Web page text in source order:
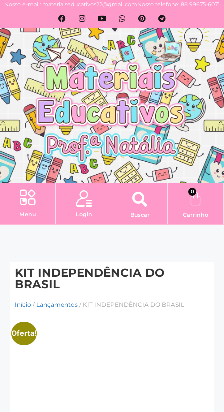
Nosso e-mail: materiaiseducativos22@gmail.comNosso telefone: 88 99675-6071
Menu Login Buscar
0
Carrinho
KIT INDEPENDÊNCIA DO
BRASIL
Início / Lançamentos / KIT INDEPENDÊNCIA DO BRASIL
Oferta!